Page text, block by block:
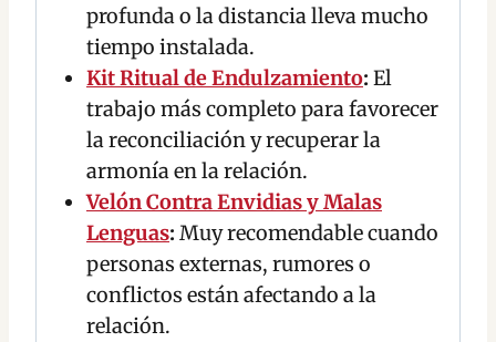
profunda o la distancia lleva mucho
tiempo instalada.
Kit Ritual de Endulzamiento: El
trabajo más completo para favorecer
la reconciliación y recuperar la
armonía en la relación.
Velón Contra Envidias y Malas
Lenguas: Muy recomendable cuando
personas externas, rumores o
conflictos están afectando a la
relación.